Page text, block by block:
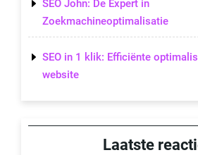
SEO John: De Expert in
Zoekmachineoptimalisatie
SEO in 1 klik: Efficiënte
website
Laatste